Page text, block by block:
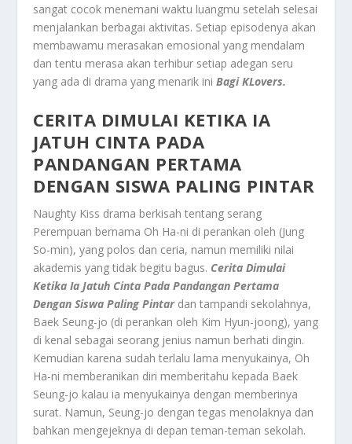
sangat cocok menemani waktu luangmu setelah selesai
menjalankan berbagai aktivitas. Setiap episodenya akan
membawamu merasakan emosional yang mendalam
dan tentu merasa akan terhibur setiap adegan seru
yang ada di drama yang menarik iniBagi KLovers.
CERITA DIMULAI KETIKA IA
JATUH CINTA PADA
PANDANGAN PERTAMA
DENGAN SISWA PALING PINTAR
Naughty Kiss drama berkisah tentang serang
Perempuan bernama Oh Ha-ni di perankan oleh (Jung
So-min), yang polos dan ceria, namun memiliki nilai
akademis yang tidak begitu bagus. Cerita Dimulai
Ketika Ia Jatuh Cinta Pada Pandangan Pertama
Dengan Siswa Paling Pintar dan tampandi sekolahnya,
Baek Seung-jo (di perankan oleh Kim Hyun-joong), yang
di kenal sebagai seorang jenius namun berhati dingin.
Kemudian karena sudah terlalu lama menyukainya, Oh
Ha-ni memberanikan diri memberitahu kepada Baek
Seung-jo kalau ia menyukainya dengan memberinya
surat. Namun, Seung-jo dengan tegas menolaknya dan
bahkan mengejeknya di depan teman-teman sekolah.